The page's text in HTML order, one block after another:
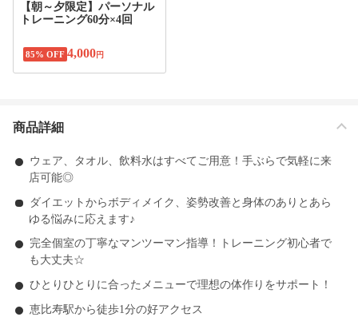
【朝～夕限定】パーソナル
トレーニング60分×4回
85% OFF 4,000円
商品詳細
ウェア、タオル、飲料水はすべてご用意！手ぶらで気軽に来
店可能◎
ダイエットからボディメイク、姿勢改善と身体のありとあら
ゆる悩みに応えます♪
完全個室の丁寧なマンツーマン指導！トレーニング初心者で
も大丈夫☆
ひとりひとりに合ったメニューで理想の体作りをサポート！
恵比寿駅から徒歩1分の好アクセス